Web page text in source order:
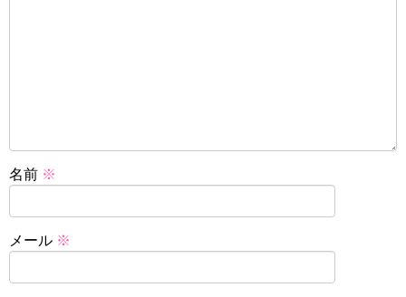
名前 ※
メール ※